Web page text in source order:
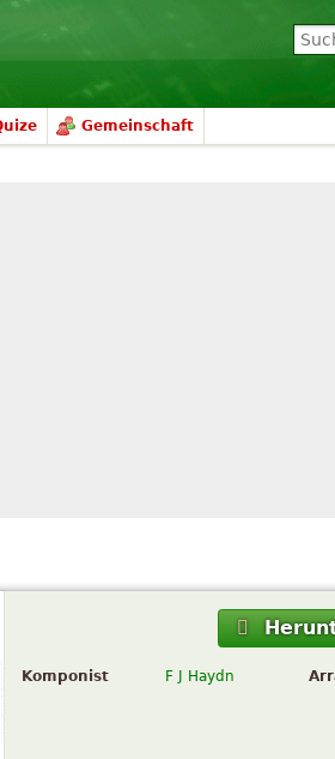
Gemeinschaft
Komponist F J Haydn